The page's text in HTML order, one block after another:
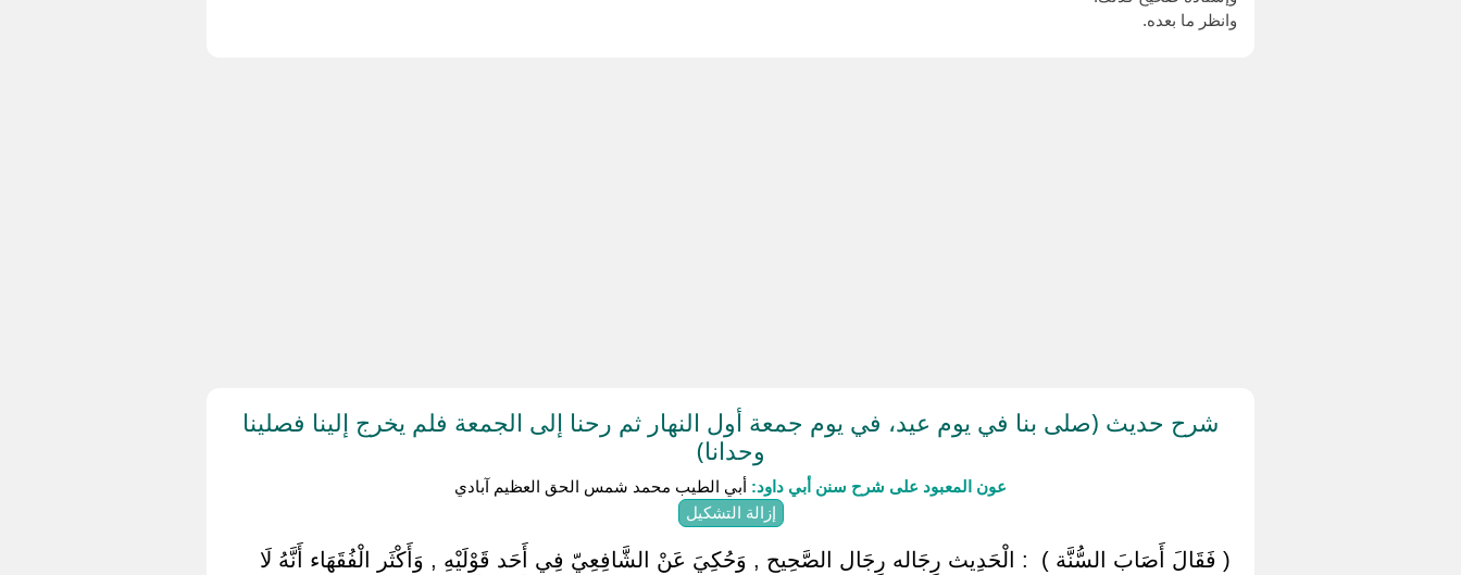
وانظر ما بعده.
شرح حديث (صلى بنا في يوم عيد، في يوم جمعة أول النهار ثم رحنا إلى الجمعة فلم يخرج إلينا فصلينا
وحدانا)
عون المعبود على شرح سنن أبي داود: أبي الطيب محمد شمس الحق العظيم آبادي
إزالة التشكيل
‏ ‏( فَقَالَ أَصَابَ السُّنَّة ) ‏ ‏: الْحَدِيث رِجَاله رِجَال الصَّحِيح , وَحُكِيَ عَنْ الشَّافِعِيّ فِي أَحَد قَوْلَيْهِ , وَأَكْثَر الْفُقَهَاء أَنَّهُ لَا